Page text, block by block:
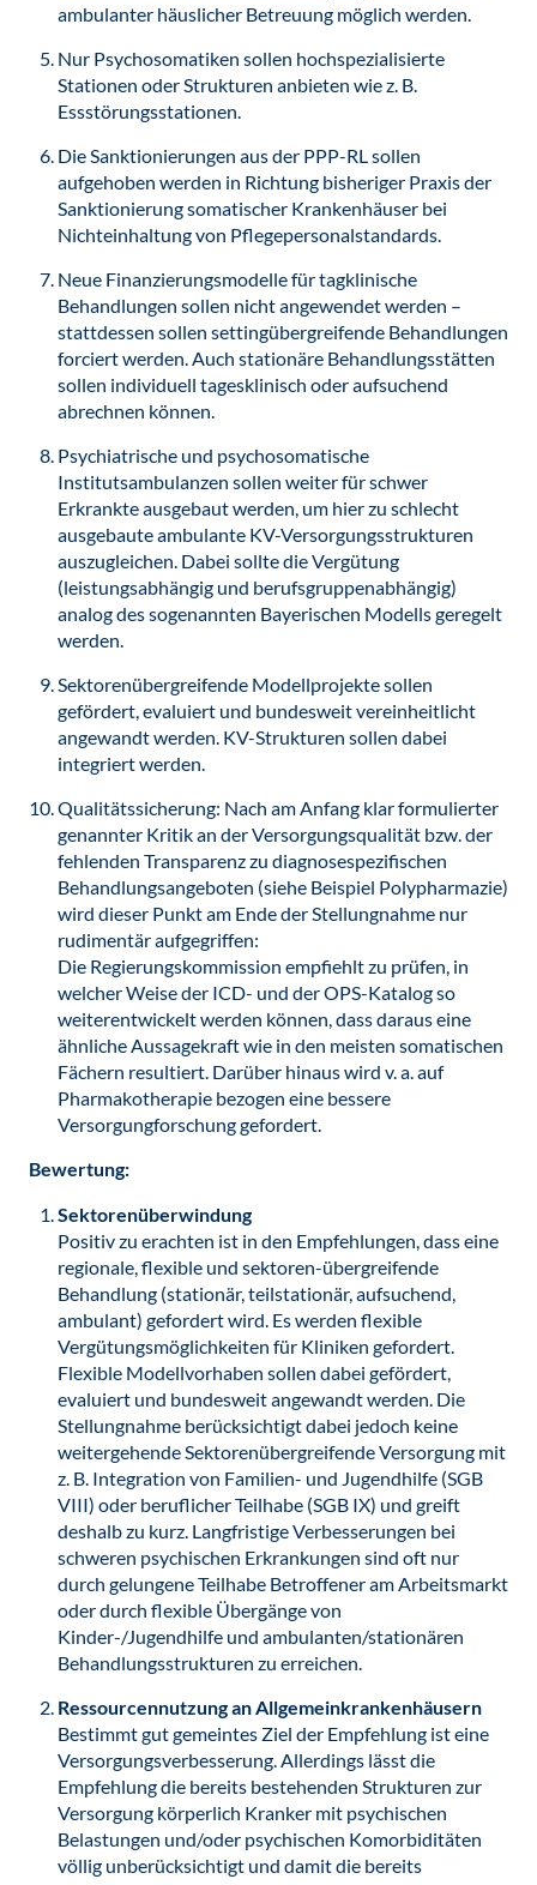
ambulanter häuslicher Betreuung möglich werden.
Nur Psychosomatiken sollen hochspezialisierte
Stationen oder Strukturen anbieten wie z. B.
Essstörungsstationen.
Die Sanktionierungen aus der PPP-RL sollen
aufgehoben werden in Richtung bisheriger Praxis der
Sanktionierung somatischer Krankenhäuser bei
Nichteinhaltung von Pflegepersonalstandards.
Neue Finanzierungsmodelle für tagklinische
Behandlungen sollen nicht angewendet werden –
stattdessen sollen settingübergreifende Behandlungen
forciert werden. Auch stationäre Behandlungsstätten
sollen individuell tagesklinisch oder aufsuchend
abrechnen können.
Psychiatrische und psychosomatische
Institutsambulanzen sollen weiter für schwer
Erkrankte ausgebaut werden, um hier zu schlecht
ausgebaute ambulante KV-Versorgungsstrukturen
auszugleichen. Dabei sollte die Vergütung
(leistungsabhängig und berufsgruppenabhängig)
analog des sogenannten Bayerischen Modells geregelt
werden.
Sektorenübergreifende Modellprojekte sollen
gefördert, evaluiert und bundesweit vereinheitlicht
angewandt werden. KV-Strukturen sollen dabei
integriert werden.
Qualitätssicherung: Nach am Anfang klar formulierter
genannter Kritik an der Versorgungsqualität bzw. der
fehlenden Transparenz zu diagnosespezifischen
Behandlungsangeboten (siehe Beispiel Polypharmazie)
wird dieser Punkt am Ende der Stellungnahme nur
rudimentär aufgegriffen:
Die Regierungskommission empfiehlt zu prüfen, in
welcher Weise der ICD- und der OPS-Katalog so
weiterentwickelt werden können, dass daraus eine
ähnliche Aussagekraft wie in den meisten somatischen
Fächern resultiert. Darüber hinaus wird v. a. auf
Pharmakotherapie bezogen eine bessere
Versorgungforschung gefordert.
Bewertung:
Sektorenüberwindung
Positiv zu erachten ist in den Empfehlungen, dass eine
regionale, flexible und sektoren-übergreifende
Behandlung (stationär, teilstationär, aufsuchend,
ambulant) gefordert wird. Es werden flexible
Vergütungsmöglichkeiten für Kliniken gefordert.
Flexible Modellvorhaben sollen dabei gefördert,
evaluiert und bundesweit angewandt werden. Die
Stellungnahme berücksichtigt dabei jedoch keine
weitergehende Sektorenübergreifende Versorgung mit
z. B. Integration von Familien- und Jugendhilfe (SGB
VIII) oder beruflicher Teilhabe (SGB IX) und greift
deshalb zu kurz. Langfristige Verbesserungen bei
schweren psychischen Erkrankungen sind oft nur
durch gelungene Teilhabe Betroffener am Arbeitsmarkt
oder durch flexible Übergänge von
Kinder-/Jugendhilfe und ambulanten/stationären
Behandlungsstrukturen zu erreichen.
Ressourcennutzung an Allgemeinkrankenhäusern
Bestimmt gut gemeintes Ziel der Empfehlung ist eine
Versorgungsverbesserung. Allerdings lässt die
Empfehlung die bereits bestehenden Strukturen zur
Versorgung körperlich Kranker mit psychischen
Belastungen und/oder psychischen Komorbiditäten
völlig unberücksichtigt und damit die bereits